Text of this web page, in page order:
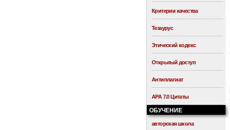
Критерии качества
Тезаурус
Этический кодекс
Открытый доступ
Антиплагиат
APA 7.0 Цитаты
ОБУЧЕНИЕ
авторская школа